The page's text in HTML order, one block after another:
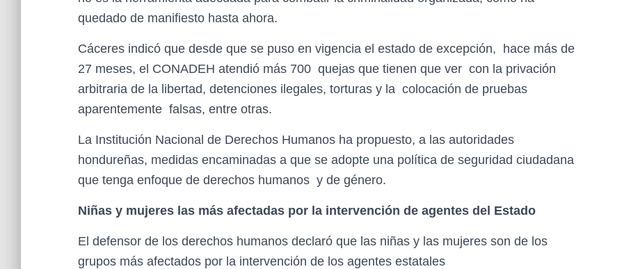
quedado de manifiesto hasta ahora.
Cáceres indicó que desde que se puso en vigencia el estado de excepción, hace más de
27 meses, el CONADEH atendió más 700 quejas que tienen que ver con la privación
arbitraria de la libertad, detenciones ilegales, torturas y la colocación de pruebas
aparentemente falsas, entre otras.
La Institución Nacional de Derechos Humanos ha propuesto, a las autoridades
hondureñas, medidas encaminadas a que se adopte una política de seguridad ciudadana
que tenga enfoque de derechos humanos y de género.
Niñas y mujeres las más afectadas por la intervención de agentes del Estado
El defensor de los derechos humanos declaró que las niñas y las mujeres son de los
grupos más afectados por la intervención de los agentes estatales